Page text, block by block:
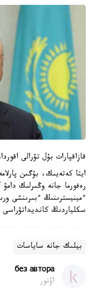
قازاقپارات بۇل تۋرالى
ايتا كەتەيىك، بۇگىن
رەفورما جانە وڭىرلىك
ءمينيسترىنىڭ ءبىرىنشى
سكلياردىڭ
بيلىك جانە ساياسات
без автора
اۆتور